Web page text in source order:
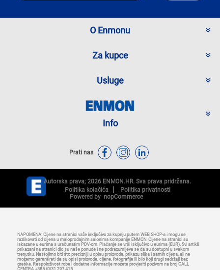
O Enmonu
Za kupce
Usluge
Info
Prati nas
Autorska prava; 2026 ENMON.HR. Sva prava pridržana.
Politika kolačića
Politika privatnosti
Powered by nopCommerce
NAPOMENA: Cijene na stranici važe isključivo za kupnju putem WEB SHOP-a i mogu se
razlikovati od cijena u maloprodajnim salonima kompanije ENMON. Cijene na stranici su
iskazane u eurima s uračunatim PDV-om. Plaćanje se vrši isključivo u eurima (EUR). Svi artikli
prikazani na stranici dio su naše ponude i ne podrazumijeva se da su dostupni u svakom
trenutku. Nastojimo biti što precizniji u opisu proizvoda, prikazu slika i samih cijena, ali ne
možemo garantirati da su opisi proizvoda, cijene, fotografije ili bilo koji drugi sadržaji bez
greške. Raspoloživost robe i dodatne informacije možete provjeriti pozivom na broj CALL
CENTRA +385 (0)31 297 415